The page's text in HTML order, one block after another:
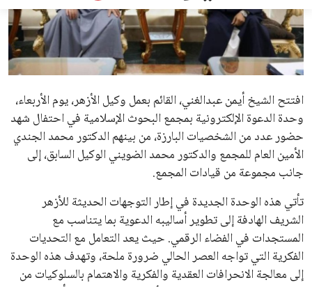
علوم وتكنولوجيا
المرأة والجمال
محافظات
عمر إبراهيم منذ 18 أيام
يبدو أن السويسري جياني إنفانتينو في طريقه للاحتفاظ بمنصبه
كرئيس للاتحاد الدولي لكرة القدم “فيفا” لفترة رابعة، بعد أن حصل
على تأييد واسع من أكثر من 200 اتحاد وطني من أصل 211 في